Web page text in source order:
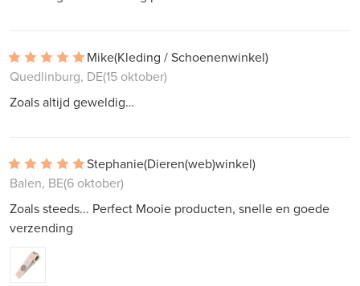
Mike(Kleding / Schoenenwinkel)
Quedlinburg, DE(15 oktober)
Zoals altijd geweldig…
Stephanie(Dieren(web)winkel)
Balen, BE(6 oktober)
Zoals steeds... Perfect Mooie producten, snelle en goede
verzending